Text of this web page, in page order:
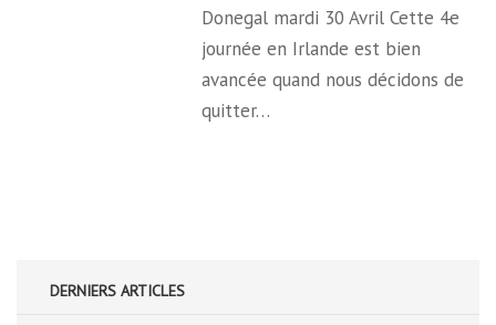
Donegal mardi 30 Avril Cette 4e
journée en Irlande est bien
avancée quand nous décidons de
quitter…
DERNIERS ARTICLES